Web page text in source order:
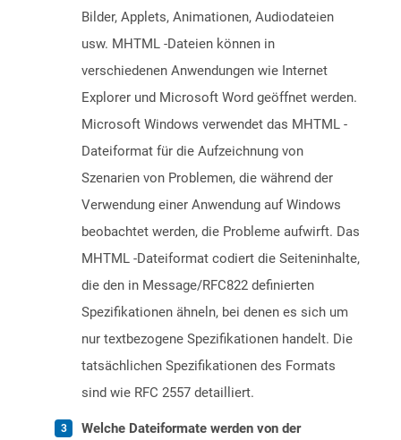
Bilder, Applets, Animationen, Audiodateien
usw. MHTML -Dateien können in
verschiedenen Anwendungen wie Internet
Explorer und Microsoft Word geöffnet werden.
Microsoft Windows verwendet das MHTML -
Dateiformat für die Aufzeichnung von
Szenarien von Problemen, die während der
Verwendung einer Anwendung auf Windows
beobachtet werden, die Probleme aufwirft. Das
MHTML -Dateiformat codiert die Seiteninhalte,
die den in Message/RFC822 definierten
Spezifikationen ähneln, bei denen es sich um
nur textbezogene Spezifikationen handelt. Die
tatsächlichen Spezifikationen des Formats
sind wie RFC 2557 detailliert.
Welche Dateiformate werden von der